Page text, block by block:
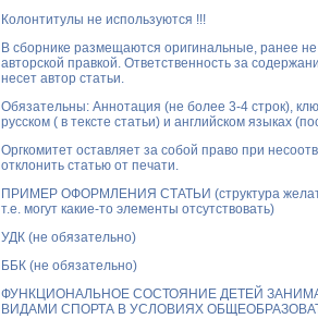
Колонтитулы не используются !!!
В сборнике размещаются оригинальные, ранее
авторской правкой. Ответственность за
несет автор статьи.
Обязательны: Аннотация (не более 3-4 строк),
русском ( в тексте статьи) и английском языках
Оргкомитет оставляет за собой право при
отклонить статью от печати.
ПРИМЕР ОФОРМЛЕНИЯ СТАТЬИ (структура
т.е. могут какие-то элементы отсутствовать)
УДК (не обязательно)
ББК (не обязательно)
ФУНКЦИОНАЛЬНОЕ СОСТОЯНИЕ ДЕТЕЙ
ВИДАМИ СПОРТА В УСЛОВИЯХ